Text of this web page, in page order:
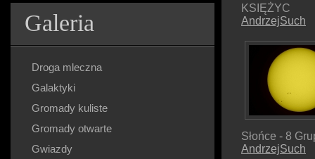
Galeria
Droga mleczna
Galaktyki
Gromady kuliste
Gromady otwarte
Gwiazdy
KSIĘŻYC
AndrzejSuch
Słońce - 8
AndrzejSuch